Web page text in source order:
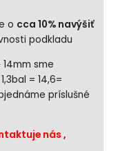
o cca 10% navýšiť
podkladu
sme
= 14,6=
príslušné
nás ,